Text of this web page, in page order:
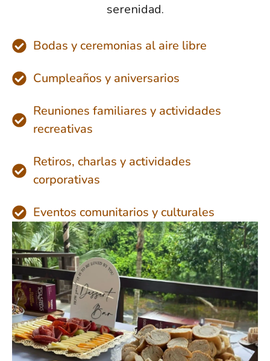
serenidad.
Bodas y ceremonias al aire libre
Cumpleaños y aniversarios
Reuniones familiares y actividades
recreativas
Retiros, charlas y actividades
corporativas
Eventos comunitarios y culturales